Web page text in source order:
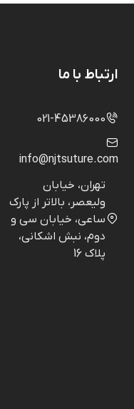
ارتباط با ما
021-45386000
info@njtsuture.com
تهران، خیابان
ولیعصر، بالاتر از پارک
ساعی، خیابان سی و
دوم، نبش اشکانی،
پلاک 16